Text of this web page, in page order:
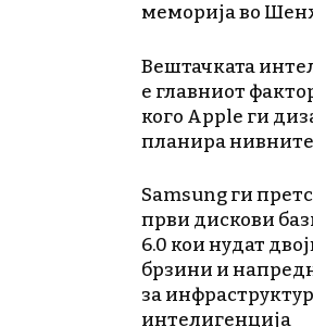
меморија во
Вештачката
е главниот
кого Apple ги
планира
Samsung ги
први дискови
6.0 кои нудат
брзини и
за
интелигенција